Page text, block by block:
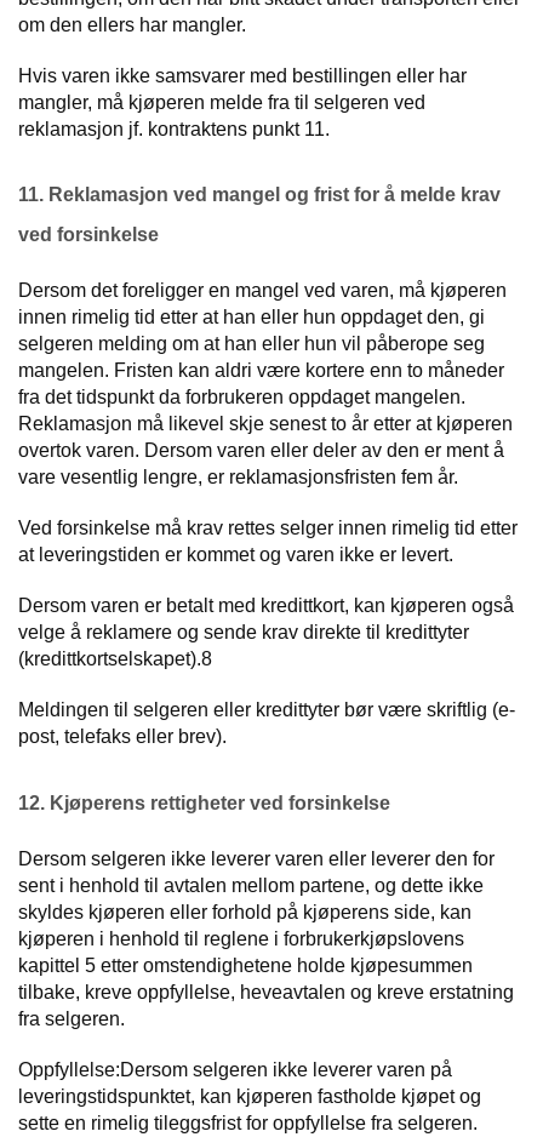
om den ellers har mangler.
Hvis varen ikke samsvarer med bestillingen eller har
mangler, må kjøperen melde fra til selgeren ved
reklamasjon jf. kontraktens punkt 11.
11. Reklamasjon ved mangel og frist for å melde krav
ved forsinkelse
Dersom det foreligger en mangel ved varen, må kjøperen
innen rimelig tid etter at han eller hun oppdaget den, gi
selgeren melding om at han eller hun vil påberope seg
mangelen. Fristen kan aldri være kortere enn to måneder
fra det tidspunkt da forbrukeren oppdaget mangelen.
Reklamasjon må likevel skje senest to år etter at kjøperen
overtok varen. Dersom varen eller deler av den er ment å
vare vesentlig lengre, er reklamasjonsfristen fem år.
Ved forsinkelse må krav rettes selger innen rimelig tid etter
at leveringstiden er kommet og varen ikke er levert.
Dersom varen er betalt med kredittkort, kan kjøperen også
velge å reklamere og sende krav direkte til kredittyter
(kredittkortselskapet).8
Meldingen til selgeren eller kredittyter bør være skriftlig (e-
post, telefaks eller brev).
12. Kjøperens rettigheter ved forsinkelse
Dersom selgeren ikke leverer varen eller leverer den for
sent i henhold til avtalen mellom partene, og dette ikke
skyldes kjøperen eller forhold på kjøperens side, kan
kjøperen i henhold til reglene i forbrukerkjøpslovens
kapittel 5 etter omstendighetene holde kjøpesummen
tilbake, kreve oppfyllelse, heveavtalen og kreve erstatning
fra selgeren.
Oppfyllelse:Dersom selgeren ikke leverer varen på
leveringstidspunktet, kan kjøperen fastholde kjøpet og
sette en rimelig tileggsfrist for oppfyllelse fra selgeren.